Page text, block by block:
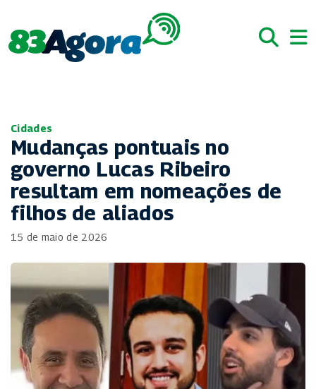
Cidades
Mudanças pontuais no
governo Lucas Ribeiro
resultam em nomeações de
filhos de aliados
15 de maio de 2026